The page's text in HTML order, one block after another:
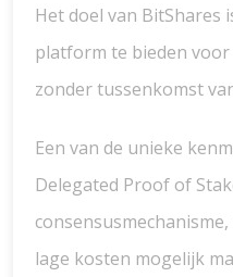
Het doel van BitShares
platform te bieden
zonder tussenkomst
Een van de unieke
Delegated Proof of
lage kosten mogelijk